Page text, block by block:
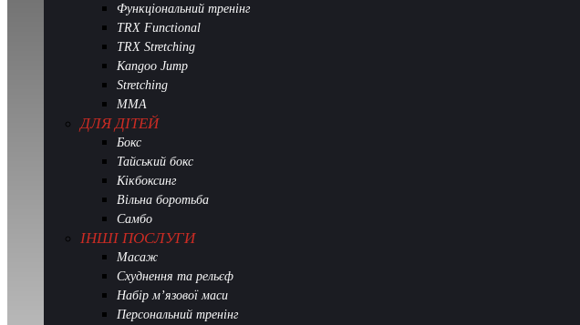
Функціональний тренінг
TRX Functional
TRX Stretching
Kangoo Jump
Stretching
MMA
ДЛЯ ДІТЕЙ
Бокс
Тайський бокс
Кікбоксинг
Вільна боротьба
Самбо
ІНШІ ПОСЛУГИ
Масаж
Схуднення та рельєф
Набір м’язової маси
Персональний тренінг